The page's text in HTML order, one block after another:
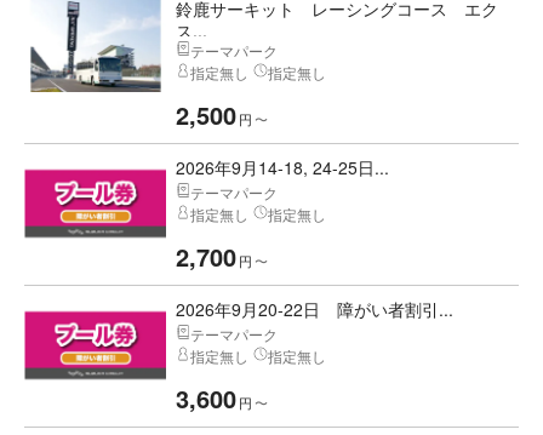
鈴鹿サーキット レーシングコース エク
ス...
テーマパーク
指定無し
指定無し
2,500円 〜
2026年9月14-18, 24-25日...
テーマパーク
指定無し
指定無し
2,700円 〜
2026年9月20-22日 障がい者割引...
テーマパーク
指定無し
指定無し
3,600円 〜